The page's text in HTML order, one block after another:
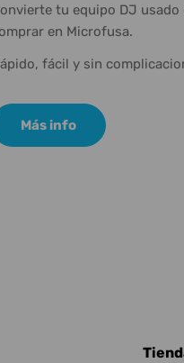
tu equipo DJ
en Microfusa.
fácil y sin
Más info